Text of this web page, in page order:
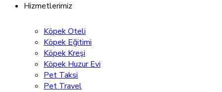
Hizmetlerimiz
Köpek Oteli
Köpek Eğitimi
Köpek Kreşi
Köpek Huzur Evi
Pet Taksi
Pet Travel